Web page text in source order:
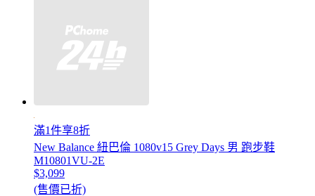
滿1件享8折
New Balance 紐巴倫 1080v15 Grey Days 男 跑步鞋
M10801VU-2E
$3,099
(售價已折)